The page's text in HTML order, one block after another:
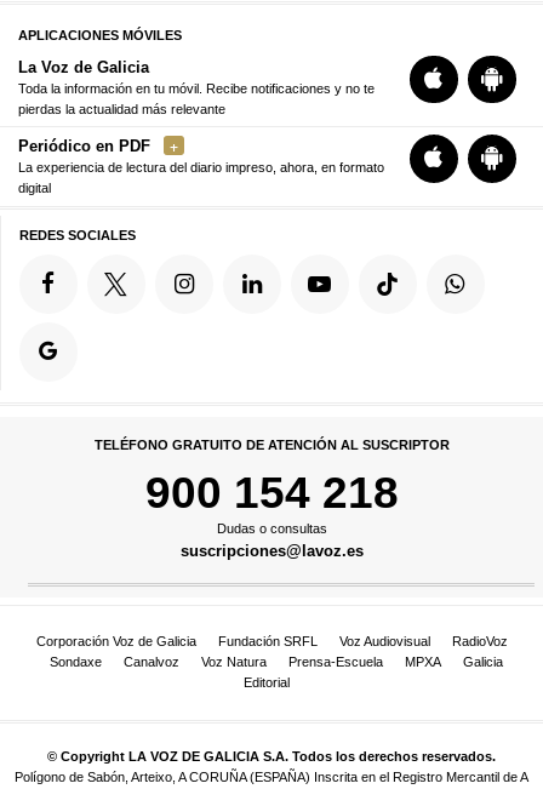
APLICACIONES MÓVILES
La Voz de Galicia
Toda la información en tu móvil. Recibe notificaciones y no te
pierdas la actualidad más relevante
Periódico en PDF
La experiencia de lectura del diario impreso, ahora, en formato
digital
REDES SOCIALES
TELÉFONO GRATUITO DE ATENCIÓN AL SUSCRIPTOR
900 154 218
Dudas o consultas
suscripciones@lavoz.es
Corporación Voz de Galicia Fundación SRFL Voz Audiovisual
RadioVoz
Sondaxe
Canalvoz Voz Natura Prensa-Escuela MPXA
Galicia
Editorial
© Copyright LA VOZ DE GALICIA S.A. Todos los derechos reservados.
Polígono de Sabón, Arteixo, A CORUÑA (ESPAÑA) Inscrita en el Registro Mercantil de A